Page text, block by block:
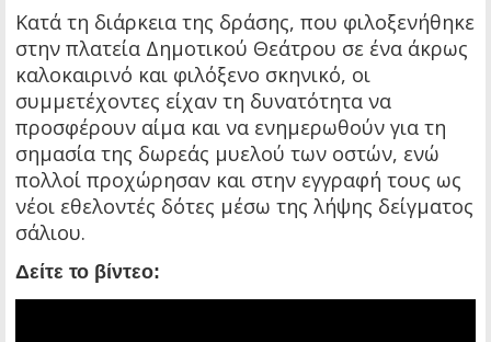
Κατά τη διάρκεια της δράσης, που φιλοξενήθηκε
στην πλατεία Δημοτικού Θεάτρου σε ένα άκρως
καλοκαιρινό και φιλόξενο σκηνικό, οι
συμμετέχοντες είχαν τη δυνατότητα να
προσφέρουν αίμα και να ενημερωθούν για τη
σημασία της δωρεάς μυελού των οστών, ενώ
πολλοί προχώρησαν και στην εγγραφή τους ως
νέοι εθελοντές δότες μέσω της λήψης δείγματος
σάλιου.
Δείτε το βίντεο: